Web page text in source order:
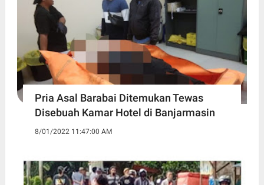
Pria Asal Barabai Ditemukan Tewas
Disebuah Kamar Hotel di Banjarmasin
8/01/2022 11:47:00 AM